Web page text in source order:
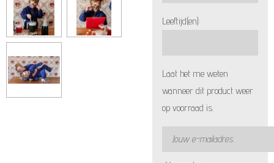
Leeftijd(en):
Laat het me weten
wanneer dit product weer
op voorraad is.